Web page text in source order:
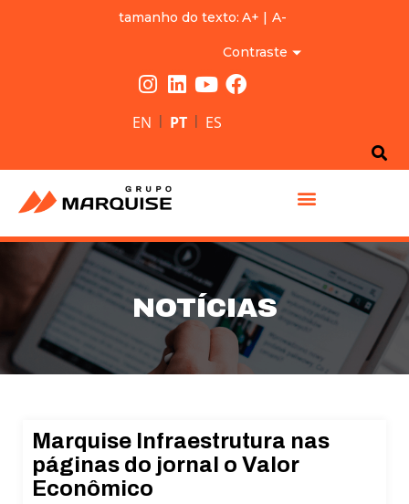
tamanho do texto: A+ | A-
Contraste
EN | PT | ES
NOTÍCIAS
Marquise Infraestrutura nas
páginas do jornal o Valor
Econômico